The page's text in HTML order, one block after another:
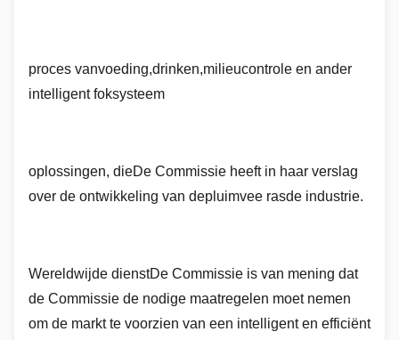
proces vanvoeding,drinken,milieucontrole en ander
intelligent foksysteem
oplossingen, dieDe Commissie heeft in haar verslag
over de ontwikkeling van depluimvee rasde industrie.
Wereldwijde dienstDe Commissie is van mening dat
de Commissie de nodige maatregelen moet nemen
om de markt te voorzien van een intelligent en efficiënt